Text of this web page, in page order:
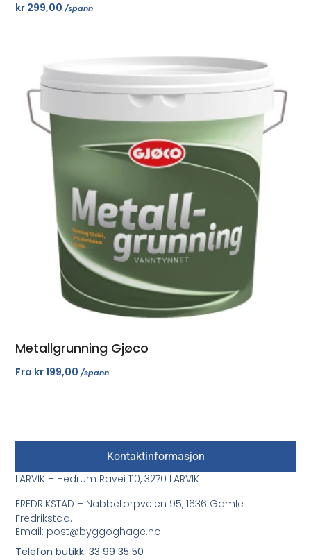
kr 299,00 /spann
Metallgrunning Gjøco
Fra kr199,00 /spann
Kontaktinformasjon
LARVIK – Hedrum Ravei 110, 3270 LARVIK
FREDRIKSTAD – Nabbetorpveien 95, 1636 Gamle
Fredrikstad.
Email: post@byggoghage.no
Telefon butikk: 33 99 35 50